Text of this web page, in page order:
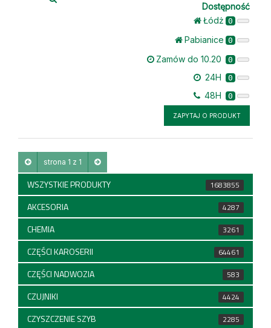
Dostępność
Łódż 0
Pabianice 0
Zamów do 10.20 0
24H 0
48H 0
ZAPYTAJ O PRODUKT
strona 1 z 1
WSZYSTKIE PRODUKTY 1683855
AKCESORIA 4287
CHEMIA 3261
CZĘŚCI KAROSERII 64461
CZĘŚCI NADWOZIA 583
CZUJNIKI 4424
CZYSZCZENIE SZYB 2285